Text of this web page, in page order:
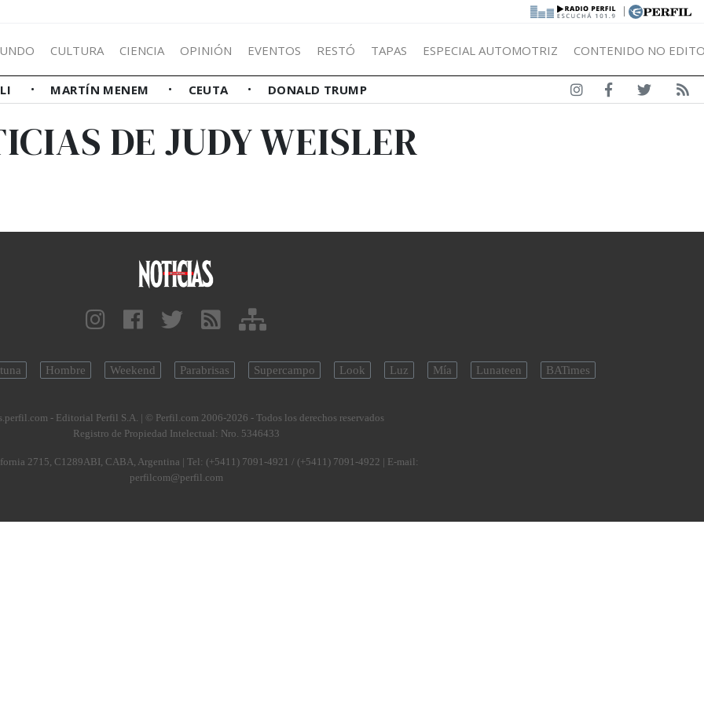
|
CULTURA CIENCIA OPINIÓN EVENTOS RESTÓ TAPAS ESPECIAL AUTOMOTRIZ CONTENIDO NO
MARTÍN MENEM CEUTA DONALD TRUMP
DE JUDY WEISLER
Hombre Weekend Parabrisas Supercampo Look Luz Mía Lunateen BATimes
- Editorial Perfil S.A. | © Perfil.com 2006-2026 - Todos los derechos reservados
Registro de Propiedad Intelectual: Nro. 5346433
2715, C1289ABI, CABA, Argentina | Tel: (+5411) 7091-4921 / (+5411) 7091-4922 | E-mail:
perfilcom@perfil.com